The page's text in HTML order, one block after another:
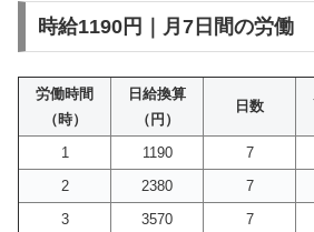
時給1190円｜月7日間の労働
労働時間
（時）
日給換算
（円）
日数
1
1190 7
2
2380 7
3
3570 7